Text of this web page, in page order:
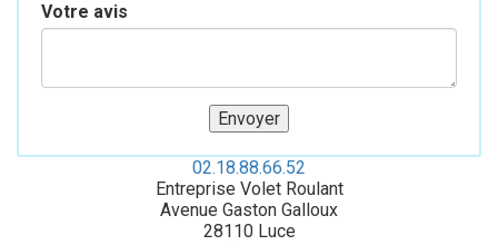
Votre avis
02.18.88.66.52
Entreprise Volet Roulant
Avenue Gaston Galloux
28110 Luce